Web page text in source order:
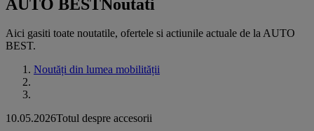
AUTO BESTNoutati
Aici gasiti toate noutatile, ofertele si actiunile actuale de la AUTO
BEST.
Noutăți din lumea mobilității
10.05.2026Totul despre accesorii